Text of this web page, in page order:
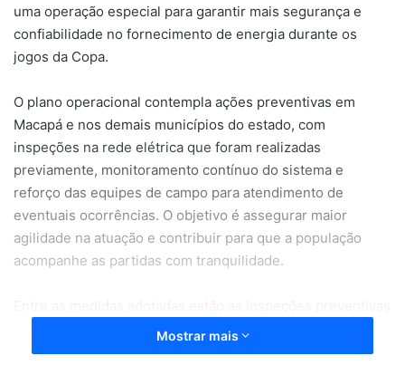
uma operação especial para garantir mais segurança e
confiabilidade no fornecimento de energia durante os
jogos da Copa.
O plano operacional contempla ações preventivas em
Macapá e nos demais municípios do estado, com
inspeções na rede elétrica que foram realizadas
previamente, monitoramento contínuo do sistema e
reforço das equipes de campo para atendimento de
eventuais ocorrências. O objetivo é assegurar maior
agilidade na atuação e contribuir para que a população
acompanhe as partidas com tranquilidade.
nos alimentadores que atendem áreas com maior
concentração de público, avaliação das condições dos
Mostrar mais